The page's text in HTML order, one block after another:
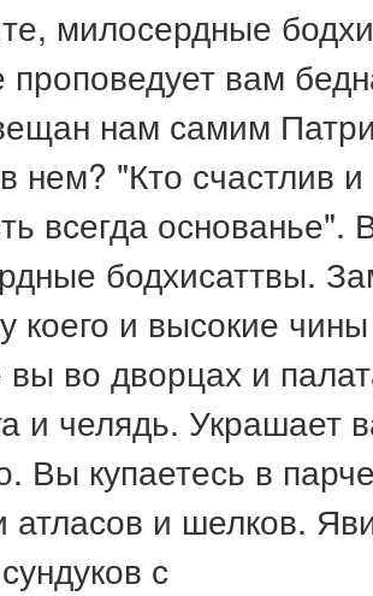
милосердные
проповедует вам
нам самим
нем? "Кто счастлив
всегда основанье".
бодхисаттвы.
коего и высокие
во дворцах и
и челядь. Украшает
Вы купаетесь в
атласов и шелков.
с